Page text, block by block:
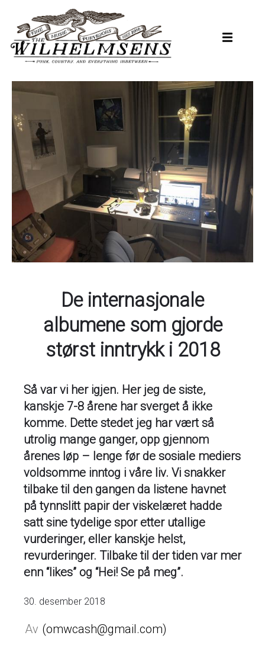
hovedinnhold
De internasjonale
albumene som gjorde
størst inntrykk i 2018
Så var vi her igjen. Her jeg de siste,
kanskje 7-8 årene har sverget å ikke
komme. Dette stedet jeg har vært så
utrolig mange ganger, opp gjennom
årenes løp – lenge før de sosiale mediers
voldsomme inntog i våre liv. Vi snakker
tilbake til den gangen da listene havnet
på tynnslitt papir der viskelæret hadde
satt sine tydelige spor etter utallige
vurderinger, eller kanskje helst,
revurderinger. Tilbake til der tiden var mer
enn “likes” og “Hei! Se på meg”.
30. desember 2018
omwcash@gmail.com